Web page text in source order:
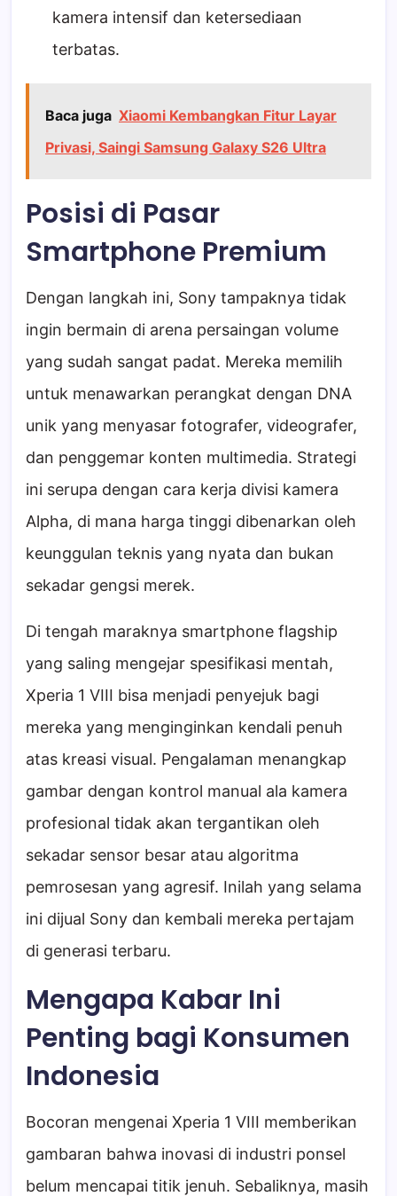
kamera intensif dan ketersediaan
terbatas.
Baca juga Xiaomi Kembangkan Fitur Layar
Privasi, Saingi Samsung Galaxy S26 Ultra
Posisi di Pasar
Smartphone Premium
Dengan langkah ini, Sony tampaknya tidak
ingin bermain di arena persaingan volume
yang sudah sangat padat. Mereka memilih
untuk menawarkan perangkat dengan DNA
unik yang menyasar fotografer, videografer,
dan penggemar konten multimedia. Strategi
ini serupa dengan cara kerja divisi kamera
Alpha, di mana harga tinggi dibenarkan oleh
keunggulan teknis yang nyata dan bukan
sekadar gengsi merek.
Di tengah maraknya smartphone flagship
yang saling mengejar spesifikasi mentah,
Xperia 1 VIII bisa menjadi penyejuk bagi
mereka yang menginginkan kendali penuh
atas kreasi visual. Pengalaman menangkap
gambar dengan kontrol manual ala kamera
profesional tidak akan tergantikan oleh
sekadar sensor besar atau algoritma
pemrosesan yang agresif. Inilah yang selama
ini dijual Sony dan kembali mereka pertajam
di generasi terbaru.
Mengapa Kabar Ini
Penting bagi Konsumen
Indonesia
Bocoran mengenai Xperia 1 VIII memberikan
gambaran bahwa inovasi di industri ponsel
belum mencapai titik jenuh. Sebaliknya, masih